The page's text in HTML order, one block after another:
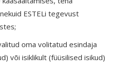
ESTELi tegevust
oma volitatud esindaja
või isiklikult (füüsilised isikud)